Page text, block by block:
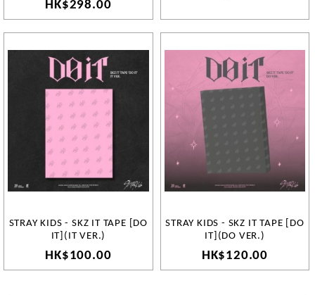
HK$298.00
STRAY KIDS - SKZ IT TAPE [DO
IT](IT VER.)
HK$100.00
STRAY KIDS - SKZ IT TAPE [DO
IT](DO VER.)
HK$120.00